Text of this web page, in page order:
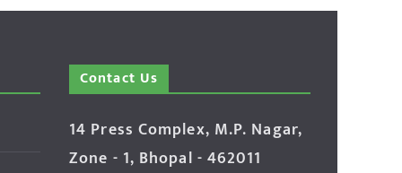
Contact Us
14 Press Complex, M.P. Nagar,
Zone - 1, Bhopal - 462011